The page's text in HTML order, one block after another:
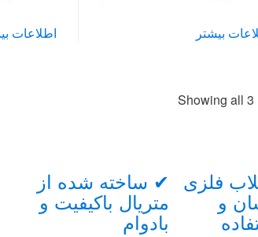
بیشتر اطلاعات
Showing all 3
Sorted
فلزی
و
✔ ساخته شده از
متریال باکیفیت و
بادوام